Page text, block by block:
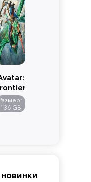
of
Размер:
136 GB